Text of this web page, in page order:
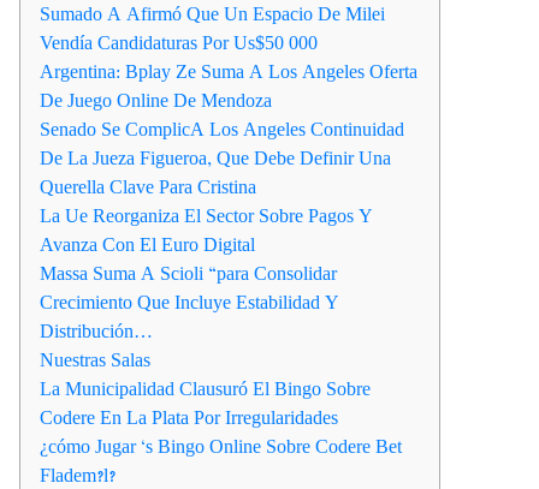
Sumado A Afirmó Que Un Espacio De Milei
Vendía Candidaturas Por Us$50 000
Argentina: Bplay Ze Suma A Los Angeles Oferta
De Juego Online De Mendoza
Senado Se ComplicA Los Angeles Continuidad
De La Jueza Figueroa, Que Debe Definir Una
Querella Clave Para Cristina
La Ue Reorganiza El Sector Sobre Pagos Y
Avanza Con El Euro Digital
Massa Suma A Scioli “para Consolidar
Crecimiento Que Incluye Estabilidad Y
Distribución…
Nuestras Salas
La Municipalidad Clausuró El Bingo Sobre
Codere En La Plata Por Irregularidades
¿cómo Jugar ‘s Bingo Online Sobre Codere Bet
Fladem?l?